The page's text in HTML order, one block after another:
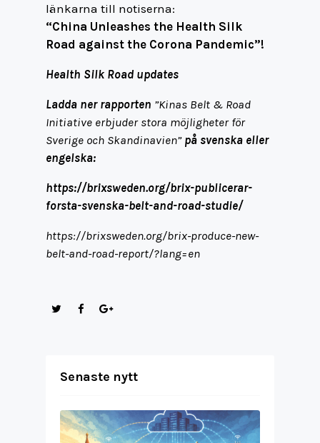
länkarna till notiserna:
“China Unleashes the Health Silk
Road against the Corona Pandemic”!
Health Silk Road updates
Ladda ner rapporten ”Kinas Belt & Road
Initiative erbjuder stora möjligheter för
Sverige och Skandinavien” på svenska eller
engelska:
https://brixsweden.org/brix-publicerar-
forsta-svenska-belt-and-road-studie/
https://brixsweden.org/brix-produce-new-
belt-and-road-report/?lang=en
Senaste nytt